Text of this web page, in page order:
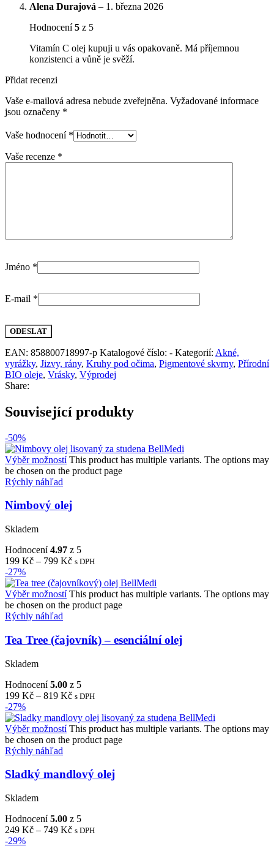
Alena Durajová – 1. března 2026
Hodnocení5 z 5
Vitamín C olej kupuji u vás opakovaně. Má příjemnou
konzistenci a vůně je svěží.
Přidat recenzi
Vaše e-mailová adresa nebude zveřejněna. Vyžadované informace
jsou označeny *
Vaše hodnocení *
Vaše recenze *
Jméno *
E-mail *
EAN: 858800718997-p Katalogové číslo: - Kategorií: Akné,
vyrážky, Jizvy, rány, Kruhy pod očima, Pigmentové skvrny, Přírodní
BIO oleje, Vrásky, Výprodej
Share:
Související produkty
-50%
Výběr možností This product has multiple variants. The options may
be chosen on the product page
Rýchly náhľad
Nimbový olej
Skladem
Hodnocení4.97 z 5
199 Kč – 799 Kč s DPH
-27%
Výběr možností This product has multiple variants. The options may
be chosen on the product page
Rýchly náhľad
Tea Tree (čajovník) – esenciální olej
Skladem
Hodnocení5.00 z 5
199 Kč – 819 Kč s DPH
-27%
Výběr možností This product has multiple variants. The options may
be chosen on the product page
Rýchly náhľad
Sladký mandlový olej
Skladem
Hodnocení5.00 z 5
249 Kč – 749 Kč s DPH
-29%